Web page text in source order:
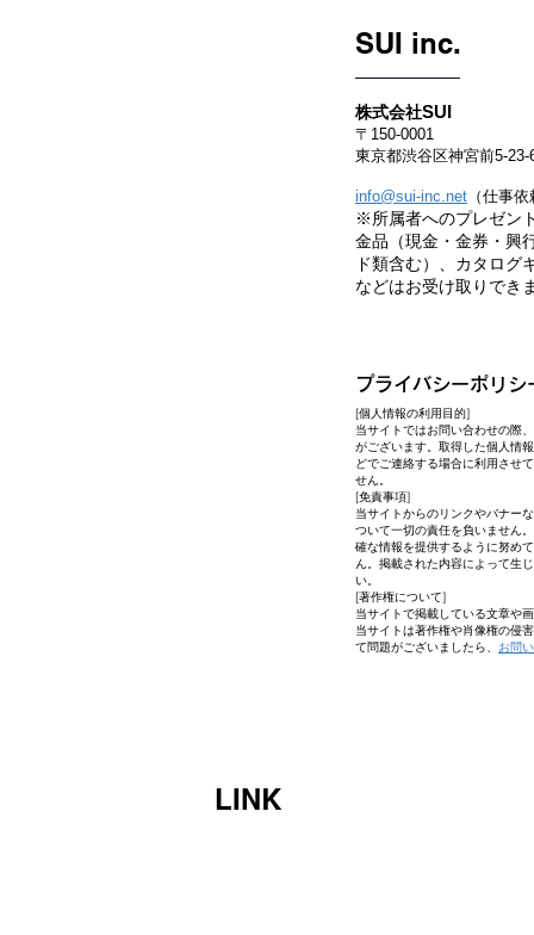
SUI inc.
株式会社SUI
〒150-0001
東京都渋谷区神宮前5-
info@sui-inc.net （仕事
※所属者へのプレゼン
金品（現金・金券・興
ド類含む）、カタログ
などはお受け取りでき
プライバシーポリシ
[個人情報の利用目的]
当サイトではお問い合わせの際
がございます。取得した個人情
どでご連絡する場合に利用させ
せん。
[免責事項]
当サイトからのリンクやバナー
ついて一切の責任を負いません
確な情報を提供するように努め
ん。掲載された内容によって生
い。
[著作権について]
当サイトで掲載している文章や
当サイトは著作権や肖像権の侵
て問題がございましたら、 お問
LINK